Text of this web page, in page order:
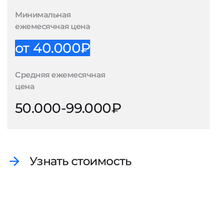
Минимальная
ежемесячная цена
от 40.000₽
Средняя ежемесячная
цена
50.000-99.000₽
Узнать стоимость